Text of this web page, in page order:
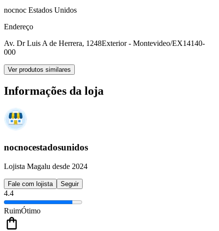
nocnoc Estados Unidos
Endereço
Av. Dr Luis A de Herrera, 1248Exterior - Montevideo/EX14140-
000
Ver produtos similares
Informações da loja
nocnocestadosunidos
Lojista Magalu desde 2024
Fale com lojista Seguir
4.4
RuimÓtimo